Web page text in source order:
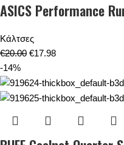
ASICS Performance
Κάλτσες
€20.00 €17.98
-14%